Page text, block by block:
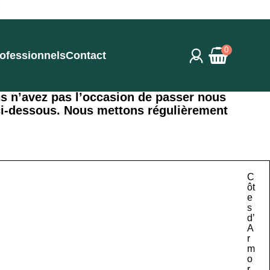
Contact 0
pas l’occasion de passer nous
dessous. Nous mettons régulièrement
C
ôt
e
s
d’
A
r
m
o